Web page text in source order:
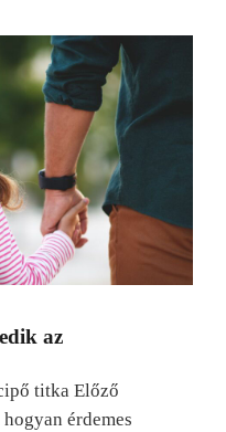
az
titka Előző
érdemes